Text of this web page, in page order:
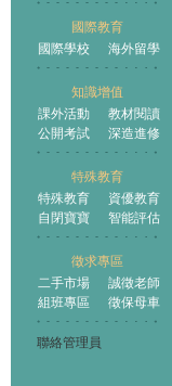
國際教育
國際學校
海外留學
知識增值
課外活動
教材閱讀
公開考試
深造進修
特殊教育
特殊教育
資優教育
自閉寶寶
智能評估
徵求專區
二手市場
誠徵老師
組班專區
徵保母車
聯絡管理員